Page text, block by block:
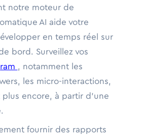
notre moteur de
AI aide votre
en temps réel sur
bord. Surveillez vos
, notamment les
les micro-interactions,
plus encore, à partir d'une
fournir des rapports